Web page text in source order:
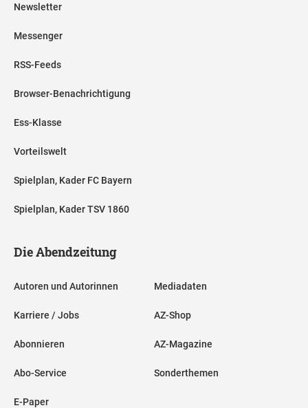
Newsletter
Messenger
RSS-Feeds
Browser-Benachrichtigung
Ess-Klasse
Vorteilswelt
Spielplan, Kader FC Bayern
Spielplan, Kader TSV 1860
Die Abendzeitung
Autoren und Autorinnen
Karriere / Jobs
Abonnieren
Abo-Service
E-Paper
Mediadaten
AZ-Shop
AZ-Magazine
Sonderthemen